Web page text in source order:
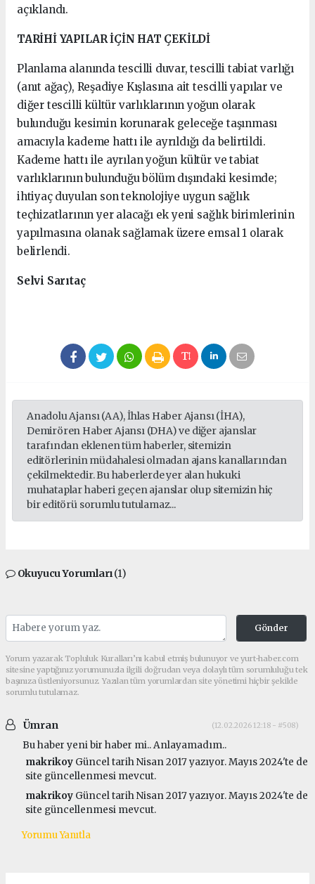
açıklandı.
TARİHİ YAPILAR İÇİN HAT ÇEKİLDİ
Planlama alanında tescilli duvar, tescilli tabiat varlığı
(anıt ağaç), Reşadiye Kışlasına ait tescilli yapılar ve
diğer tescilli kültür varlıklarının yoğun olarak
bulunduğu kesimin korunarak geleceğe taşınması
amacıyla kademe hattı ile ayrıldığı da belirtildi.
Kademe hattı ile ayrılan yoğun kültür ve tabiat
varlıklarının bulunduğu bölüm dışındaki kesimde;
ihtiyaç duyulan son teknolojiye uygun sağlık
teçhizatlarının yer alacağı ek yeni sağlık birimlerinin
yapılmasına olanak sağlamak üzere emsal 1 olarak
belirlendi.
Selvi Sarıtaç
Anadolu Ajansı (AA), İhlas Haber Ajansı (İHA),
Demirören Haber Ajansı (DHA) ve diğer ajanslar
tarafından eklenen tüm haberler, sitemizin
editörlerinin müdahalesi olmadan ajans kanallarından
çekilmektedir. Bu haberlerde yer alan hukuki
muhataplar haberi geçen ajanslar olup sitemizin hiç
bir editörü sorumlu tutulamaz...
Okuyucu Yorumları(1)
Gönder
Yorum yazarak Topluluk Kuralları’nı kabul etmiş bulunuyor ve yurt-haber.com
sitesine yaptığınız yorumunuzla ilgili doğrudan veya dolaylı tüm sorumluluğu tek
başınıza üstleniyorsunuz. Yazılan tüm yorumlardan site yönetimi hiçbir şekilde
sorumlu tutulamaz.
Ümran (12.02.2026 12:18 - #508)
Bu haber yeni bir haber mi.. Anlayamadım..
makrikoy Güncel tarih Nisan 2017 yazıyor. Mayıs 2024'te de
site güncellenmesi mevcut.
makrikoy Güncel tarih Nisan 2017 yazıyor. Mayıs 2024'te de
site güncellenmesi mevcut.
Yorumu Yanıtla